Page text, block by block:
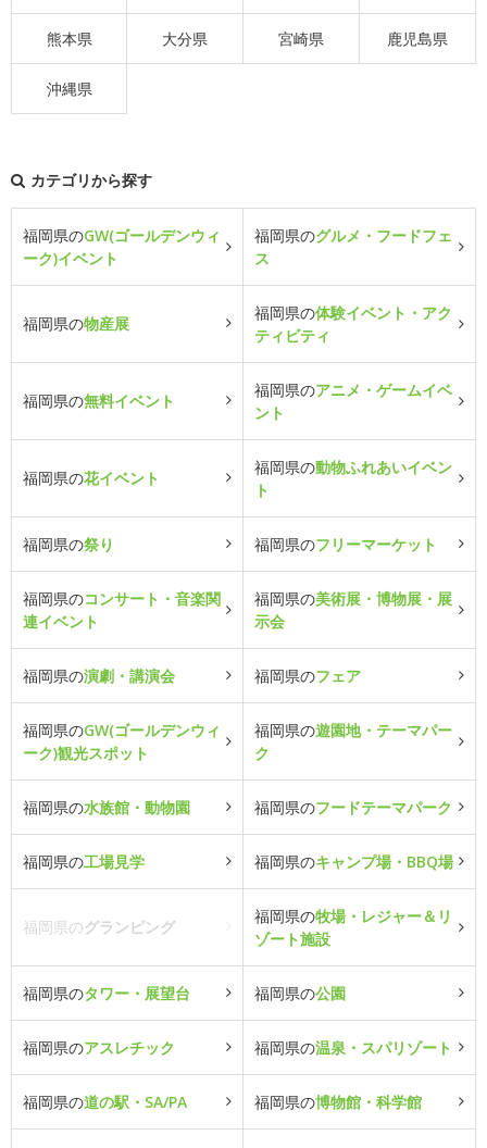
熊本県 大分県 宮崎県 鹿児島県
沖縄県
カテゴリから探す
福岡県のGW(ゴールデンウィ
ーク)イベント
福岡県のグルメ・フードフェ
ス
福岡県の物産展
福岡県の体験イベント・アク
ティビティ
福岡県の無料イベント
福岡県のアニメ・ゲームイベ
ント
福岡県の花イベント
福岡県の動物ふれあいイベン
ト
福岡県の祭り 福岡県のフリーマーケット
福岡県のコンサート・音楽関
連イベント
福岡県の美術展・博物展・展
示会
福岡県の演劇・講演会 福岡県のフェア
福岡県のGW(ゴールデンウィ
ーク)観光スポット
福岡県の遊園地・テーマパー
ク
福岡県の水族館・動物園 福岡県のフードテーマパーク
福岡県の工場見学 福岡県のキャンプ場・BBQ場
福岡県のグランピング
福岡県の牧場・レジャー＆リ
ゾート施設
福岡県のタワー・展望台 福岡県の公園
福岡県のアスレチック 福岡県の温泉・スパリゾート
福岡県の道の駅・SA/PA 福岡県の博物館・科学館